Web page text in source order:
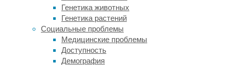
Генетика животных
Генетика растений
Социальные проблемы
Медицинские проблемы
Доступность
Демография
«ЗаБерег»
является
кухня,
созданная
лучшими